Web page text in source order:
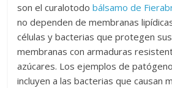
son el curalotodobálsamo de
no dependen de membranas
células y bacterias que protegen
membranas con armaduras
azúcares. Los ejemplos de
incluyen a las bacterias que causan